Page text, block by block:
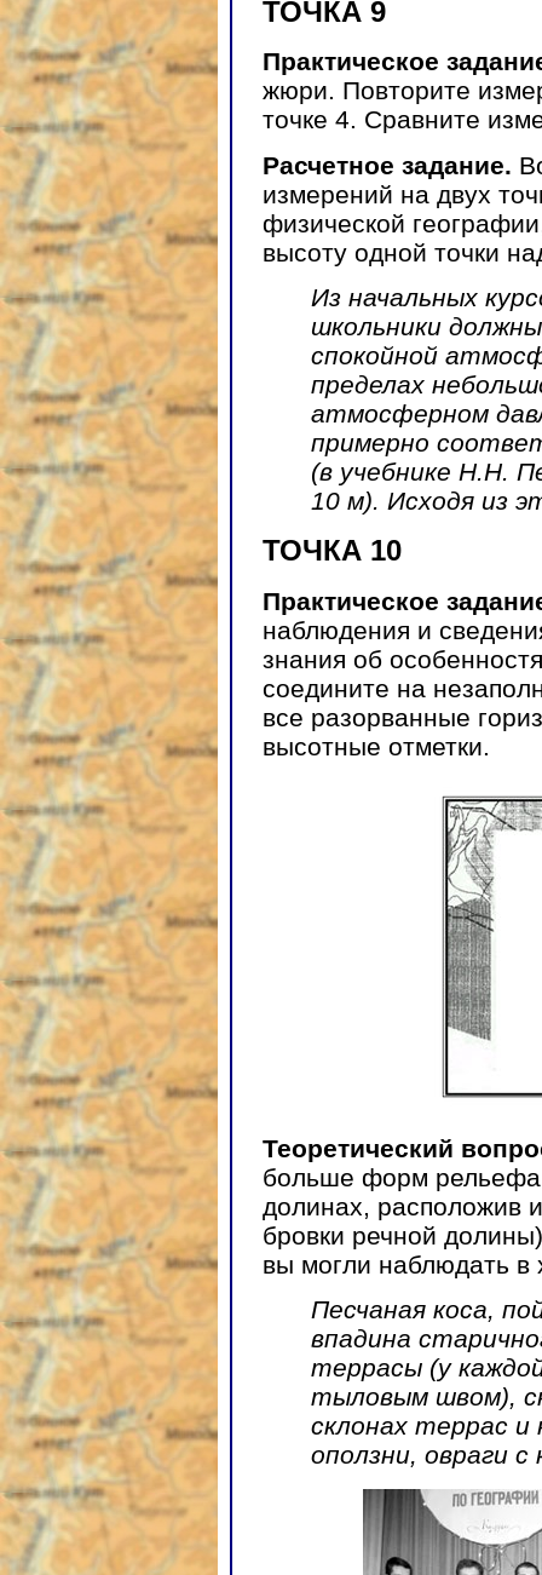
ТОЧКА 9
Практическое
жюри. Повторите
точке 4. Сравните
Расчетное задание.
измерений на двух
физической
высоту одной точки
Из начальных
школьники
спокойной
пределах
атмосферном
примерно
(в учебнике Н.Н.
10 м). Исходя из
ТОЧКА 10
Практическое
наблюдения и
знания об
соедините на
все разорванные
высотные отметки.
Теоретический
больше форм
долинах, расположив
бровки речной
вы могли наблюдать
Песчаная коса,
впадина
террасы (у
тыловым швом),
склонах террас и
оползни, овраги с